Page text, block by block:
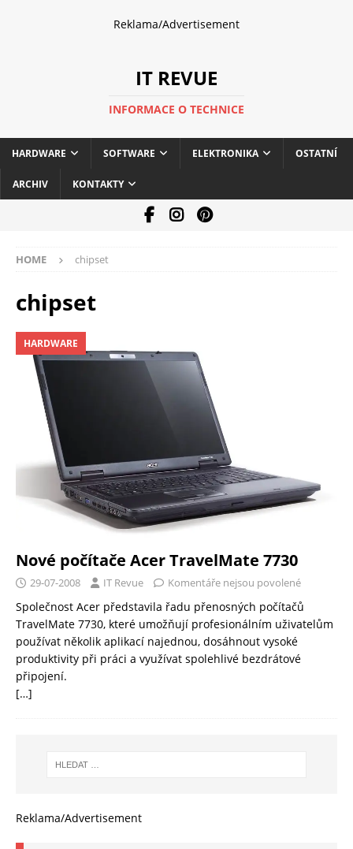
Reklama/Advertisement
IT REVUE
INFORMACE O TECHNICE
HARDWARE SOFTWARE ELEKTRONIKA OSTATNÍ
ARCHIV KONTAKTY
HOME chipset
chipset
HARDWARE
Nové počítače Acer TravelMate 7730
29-07-2008 IT Revue Komentáře nejsou povolené
Společnost Acer představila řadu přenosných počítačů
TravelMate 7730, které umožňují profesionálním uživatelům
používat několik aplikací najednou, dosáhnout vysoké
produktivity při práci a využívat spolehlivé bezdrátové
připojení.
[…]
Reklama/Advertisement